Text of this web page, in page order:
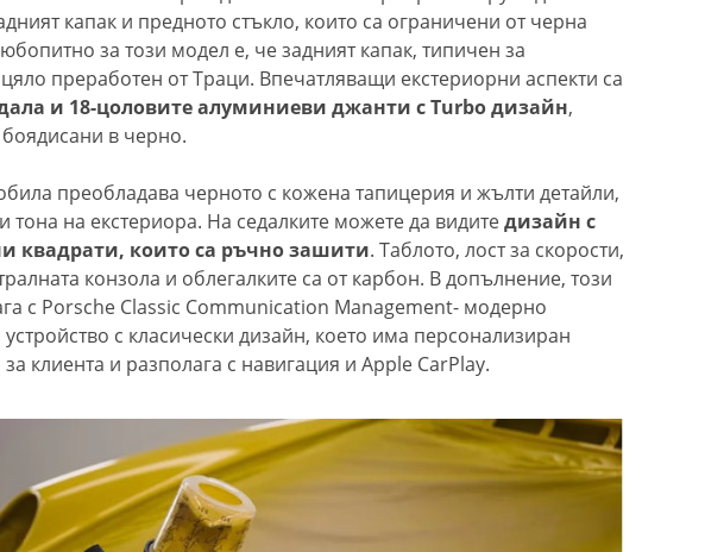
капак и предното стъкло, които са ограничени от черна
за този модел е, че задният капак, типичен за
преработен от Траци. Впечатляващи екстериорни аспекти са
и 18-цоловите алуминиеви джанти с Turbo дизайн,
в черно.
преобладава черното с кожена тапицерия и жълти детайли,
тона на екстериора. На седалките можете да видитедизайн с
квадрати, които са ръчно зашити. Таблото, лост за скорости,
конзола и облегалките са от карбон. В допълнение, този
с Porsche Classic Communication Management- модерно
с класически дизайн, което има персонализиран
клиента и разполага с навигация и Apple CarPlay.